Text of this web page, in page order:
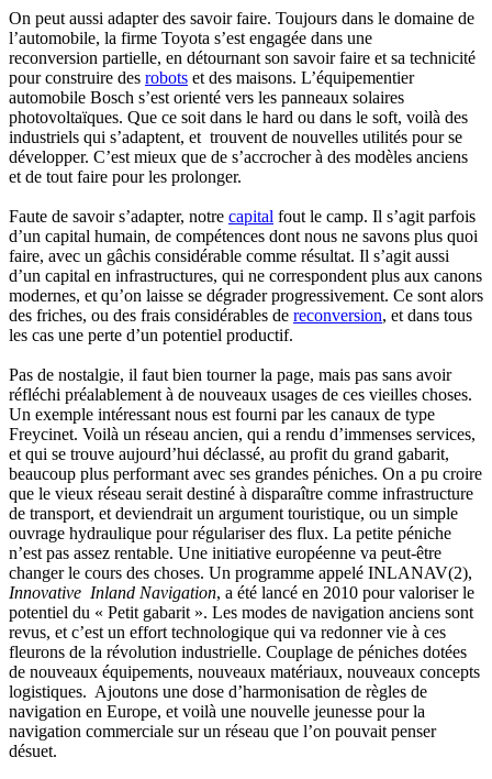
On peut aussi adapter des savoir faire. Toujours dans le domaine de
l’automobile, la firme Toyota s’est engagée dans une
reconversion partielle, en détournant son savoir faire et sa technicité
pour construire des robots et des maisons. L’équipementier
automobile Bosch s’est orienté vers les panneaux solaires
photovoltaïques. Que ce soit dans le hard ou dans le soft, voilà des
industriels qui s’adaptent, et trouvent de nouvelles utilités pour se
développer. C’est mieux que de s’accrocher à des modèles anciens
et de tout faire pour les prolonger.
Faute de savoir s’adapter, notre capital fout le camp. Il s’agit parfois
d’un capital humain, de compétences dont nous ne savons plus quoi
faire, avec un gâchis considérable comme résultat. Il s’agit aussi
d’un capital en infrastructures, qui ne correspondent plus aux canons
modernes, et qu’on laisse se dégrader progressivement. Ce sont alors
des friches, ou des frais considérables de reconversion, et dans tous
les cas une perte d’un potentiel productif.
Pas de nostalgie, il faut bien tourner la page, mais pas sans avoir
réfléchi préalablement à de nouveaux usages de ces vieilles choses.
Un exemple intéressant nous est fourni par les canaux de type
Freycinet. Voilà un réseau ancien, qui a rendu d’immenses services,
et qui se trouve aujourd’hui déclassé, au profit du grand gabarit,
beaucoup plus performant avec ses grandes péniches. On a pu croire
que le vieux réseau serait destiné à disparaître comme infrastructure
de transport, et deviendrait un argument touristique, ou un simple
ouvrage hydraulique pour régulariser des flux. La petite péniche
n’est pas assez rentable. Une initiative européenne va peut-être
changer le cours des choses. Un programme appelé INLANAV(2),
Innovative Inland Navigation, a été lancé en 2010 pour valoriser le
potentiel du « Petit gabarit ». Les modes de navigation anciens sont
revus, et c’est un effort technologique qui va redonner vie à ces
fleurons de la révolution industrielle. Couplage de péniches dotées
de nouveaux équipements, nouveaux matériaux, nouveaux concepts
logistiques. Ajoutons une dose d’harmonisation de règles de
navigation en Europe, et voilà une nouvelle jeunesse pour la
navigation commerciale sur un réseau que l’on pouvait penser
désuet.